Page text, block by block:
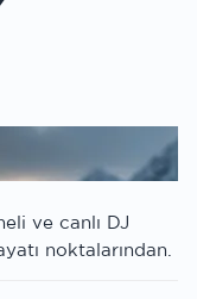
ve canlı DJ
noktalarından.